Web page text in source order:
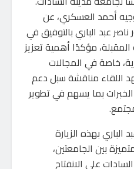
أحمد العسكري، عن
عبد الباري بالتوفيق في
مؤكدًا أهمية تعزيز
خاصة في المجالات
اللقاء مناقشة سبل دعم
بما يسهم في تطوير
الباري بهذه الزيارة
بين الجامعتين،
على الانفتاح